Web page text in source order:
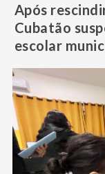
Após
Cubatão
escolar